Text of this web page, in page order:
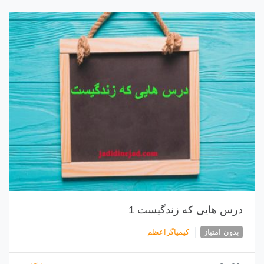
درس هایی که زندگیست 1
بدون امتیاز کیمیاگراعظم